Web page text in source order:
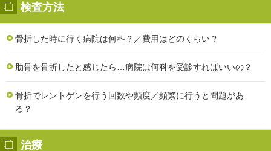
検査方法
骨折した時に行く病院は何科？／費用はどのくらい？
肋骨を骨折したと感じたら…病院は何科を受診すればいいの？
骨折でレントゲンを行う回数や頻度／頻繁に行うと問題があ
る？
治療